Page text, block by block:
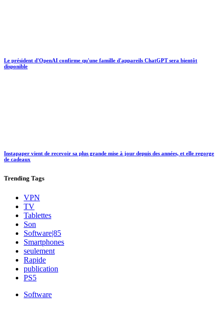
Le président d'OpenAI confirme qu'une famille d'appareils ChatGPT sera bientôt
disponible
Instapaper vient de recevoir sa plus grande mise à jour depuis des années, et elle regorge
de cadeaux
Trending Tags
VPN
TV
Tablettes
Son
Software|85
Smartphones
seulement
Rapide
publication
PS5
Software